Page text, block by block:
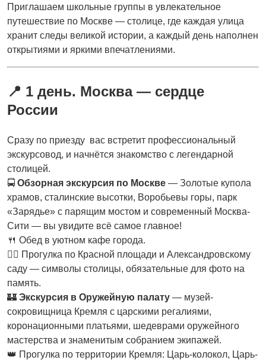
Приглашаем школьные группы в увлекательное
путешествие по Москве — столице, где каждая улица
хранит следы великой истории, а каждый день наполнен
открытиями и яркими впечатлениями.
📍 1 день. Москва — сердце
России
Сразу по приезду вас встретит профессиональный
экскурсовод, и начнётся знакомство с легендарной
столицей.
🚍 Обзорная экскурсия по Москве — Золотые купола
храмов, сталинские высотки, Воробьевы горы, парк
«Зарядье» с парящим мостом и современный Москва-
Сити — вы увидите всё самое главное!
🍴 Обед в уютном кафе города.
🚶‍♂️ Прогулка по Красной площади и Александровскому
саду — символы столицы, обязательные для фото на
память.
🏰 Экскурсия в Оружейную палату — музей-
сокровищница Кремля с царскими регалиями,
коронационными платьями, шедеврами оружейного
мастерства и знаменитым собранием экипажей.
👑 Прогулка по территории Кремля: Царь-колокол, Царь-